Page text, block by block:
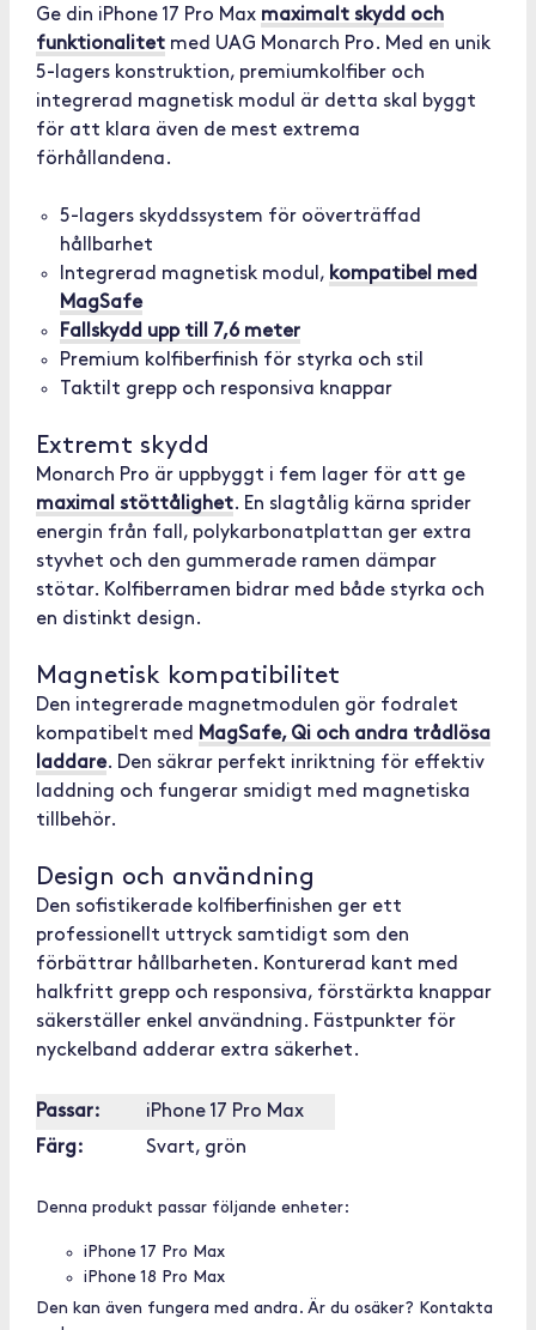
Ge din iPhone 17 Pro Max maximalt skydd och
funktionalitet med UAG Monarch Pro. Med en unik
5-lagers konstruktion, premiumkolfiber och
integrerad magnetisk modul är detta skal byggt
för att klara även de mest extrema
förhållandena.
5-lagers skyddssystem för oöverträffad
hållbarhet
Integrerad magnetisk modul, kompatibel med
MagSafe
Fallskydd upp till 7,6 meter
Premium kolfiberfinish för styrka och stil
Taktilt grepp och responsiva knappar
Extremt skydd
Monarch Pro är uppbyggt i fem lager för att ge
maximal stöttålighet. En slagtålig kärna sprider
energin från fall, polykarbonatplattan ger extra
styvhet och den gummerade ramen dämpar
stötar. Kolfiberramen bidrar med både styrka och
en distinkt design.
Magnetisk kompatibilitet
Den integrerade magnetmodulen gör fodralet
kompatibelt med
MagSafe, Qi och andra trådlösa
laddare. Den säkrar perfekt inriktning för effektiv
laddning och fungerar smidigt med magnetiska
tillbehör.
Design och användning
Den sofistikerade kolfiberfinishen ger ett
professionellt uttryck samtidigt som den
förbättrar hållbarheten. Konturerad kant med
halkfritt grepp och responsiva, förstärkta knappar
säkerställer enkel användning. Fästpunkter för
nyckelband adderar extra säkerhet.
Passar:
iPhone 17 Pro Max
Färg:
Svart, grön
Denna produkt passar följande enheter:
iPhone 17 Pro Max
iPhone 18 Pro Max
Den kan även fungera med andra. Är du osäker? Kontakta